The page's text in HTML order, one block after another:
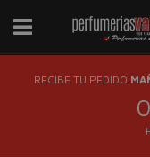
RECIBE TU PEDIDO